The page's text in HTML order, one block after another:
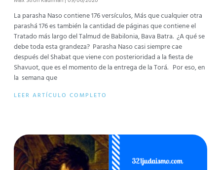
La parasha Naso contiene 176 versículos, Más que cualquier otra
parashá 176 es también la cantidad de páginas que contiene el
Tratado más largo del Talmud de Babilonia, Bava Batra. ¿A qué se
debe toda esta grandeza? Parasha Naso casi siempre cae
después del Shabat que viene con posterioridad a la fiesta de
Shavuot, que es el momento de la entrega de la Torá. Por eso, en
la semana que
LEER ARTÍCULO COMPLETO